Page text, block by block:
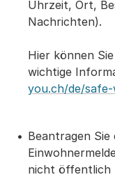
Uhrzeit, Ort,
Nachrichten).
Hier können
wichtige
you.ch/de/
Beantragen Sie
nicht öffentlich